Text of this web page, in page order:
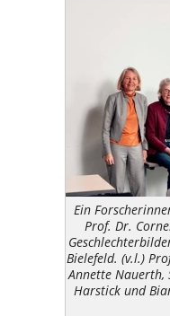
Ein
Prof. Dr.
Bielefeld. (v.l.)
Annette Nauerth,
Harstick und